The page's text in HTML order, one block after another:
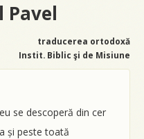
Pavel
traducerea ortodoxă
Instit. Biblic şi de Misiune
se descoperă din cer
și peste toată